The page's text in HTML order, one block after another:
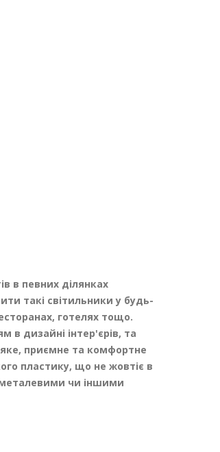
в певних ділянках
такі світильники у будь-
готелях тощо.
в дизайні інтер'єрів, та
приємне та комфортне
пластику, що не жовтіє в
металевими чи іншими